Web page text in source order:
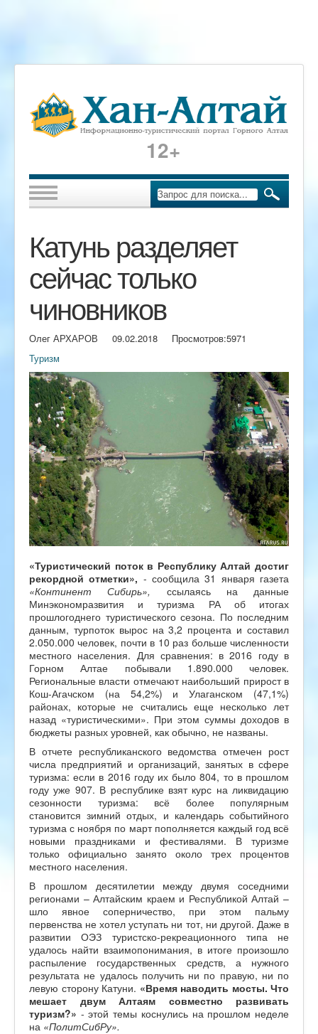
12+
Катунь разделяет
сейчас только
чиновников
Олег АРХАРОВ 09.02.2018 Просмотров:5971
Туризм
«Туристический поток в Республику Алтай достиг
рекордной отметки», - сообщила 31 января газета
«Континент Сибирь»,
ссылаясь на данные
Минэкономразвития и туризма РА об итогах
прошлогоднего туристического сезона. По последним
данным, турпоток вырос на 3,2 процента и составил
2.050.000 человек, почти в 10 раз больше численности
местного населения. Для сравнения: в 2016 году в
Горном Алтае побывали 1.890.000 человек.
Региональные власти отмечают наибольший прирост в
Кош-Агачском (на 54,2%) и Улаганском (47,1%)
районах, которые не считались еще несколько лет
назад «туристическими». При этом суммы доходов в
бюджеты разных уровней, как обычно, не названы.
В отчете республиканского ведомства отмечен рост
числа предприятий и организаций, занятых в сфере
туризма: если в 2016 году их было 804, то в прошлом
году уже 907. В республике взят курс на ликвидацию
сезонности туризма: всё более популярным
становится зимний отдых, и календарь событийного
туризма с ноября по март пополняется каждый год всё
новыми праздниками и фестивалями. В туризме
только официально занято около трех процентов
местного населения.
В прошлом десятилетии между двумя соседними
регионами – Алтайским краем и Республикой Алтай –
шло явное соперничество, при этом пальму
первенства не хотел уступать ни тот, ни другой. Даже в
развитии ОЭЗ туристско-рекреационного типа не
удалось найти взаимопонимания, в итоге произошло
распыление государственных средств, а нужного
результата не удалось получить ни по правую, ни по
левую сторону Катуни. «Время наводить мосты. Что
мешает двум Алтаям совместно развивать
туризм?» - этой темы коснулись на прошлом неделе
на «ПолитСибРу».